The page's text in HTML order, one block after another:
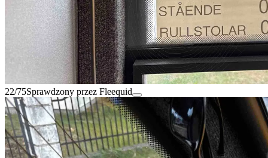
22/75Sprawdzony przez Fleequid